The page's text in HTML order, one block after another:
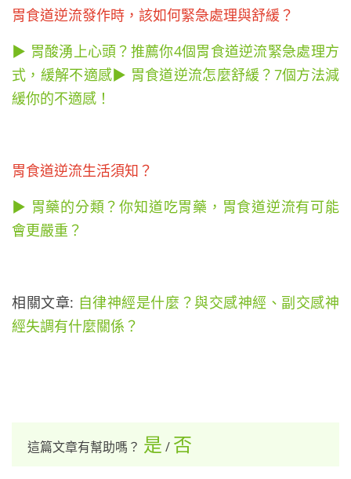
胃食道逆流發作時，該如何緊急處理與舒緩？
▶ 胃酸湧上心頭？推薦你4個胃食道逆流緊急處理方
式，緩解不適感▶ 胃食道逆流怎麼舒緩？7個方法減
緩你的不適感！
胃食道逆流生活須知？
▶ 胃藥的分類？你知道吃胃藥，胃食道逆流有可能
會更嚴重？
相關文章: 自律神經是什麼？與交感神經、副交感神
經失調有什麼關係？
這篇文章有幫助嗎？ 是 / 否